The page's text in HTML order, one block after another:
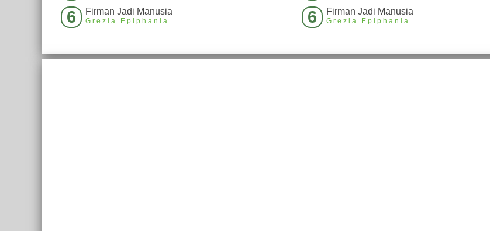
6 Firman Jadi Manusia
Grezia Epiphania 6 Firman Jadi Manusia
Grezia Epiphania